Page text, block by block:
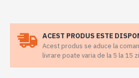
ACEST PRODUS ESTE
Acest produs se aduce la
livrare poate varia de la 5 la 15